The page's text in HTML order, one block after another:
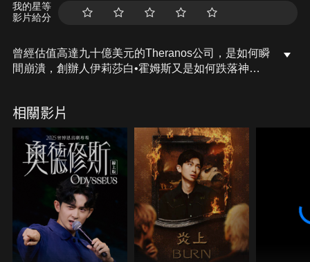
我的星等
影片給分
曾經估值高達九十億美元的Theranos公司，是如何瞬
間崩潰，創辦人伊莉莎白•霍姆斯又是如何跌落神壇
相關影片